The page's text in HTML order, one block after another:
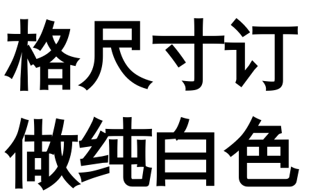
格尺寸订
做纯白色